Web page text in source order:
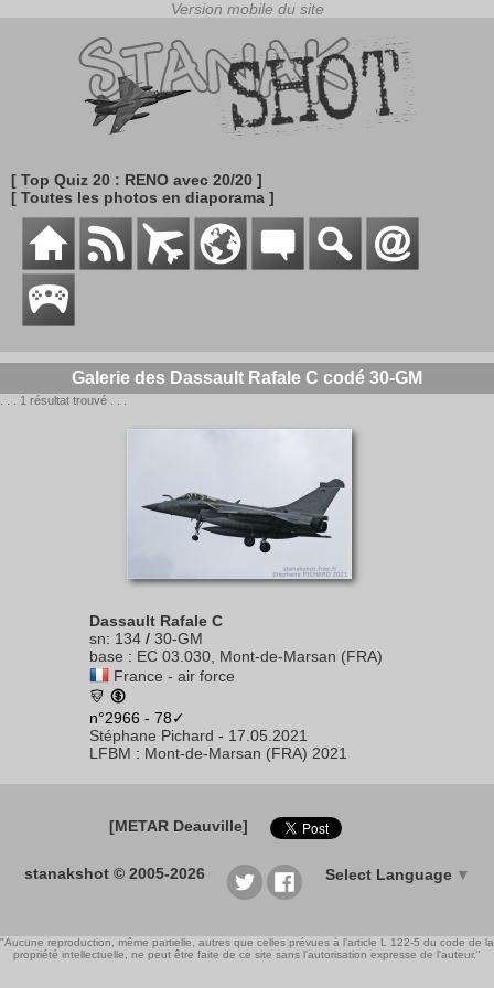
[ Top Quiz 20 : RENO avec 20/20 ]
[ Toutes les photos en diaporama ]
Galerie des Dassault Rafale C codé 30-GM
. . . 1 résultat trouvé . . .
Dassault Rafale C
sn: 134 / 30-GM
base : EC 03.030, Mont-de-Marsan (FRA)
France - air force
n°2966 - 78✓
Stéphane Pichard - 17.05.2021
LFBM : Mont-de-Marsan (FRA) 2021
[METAR Deauville]
stanakshot © 2005-2026 Select Language ▼
"Aucune reproduction, même partielle, autres que celles prévues à l'article L 122-5 du code de la
propriété intellectuelle, ne peut être faite de ce site sans l'autorisation expresse de l'auteur."